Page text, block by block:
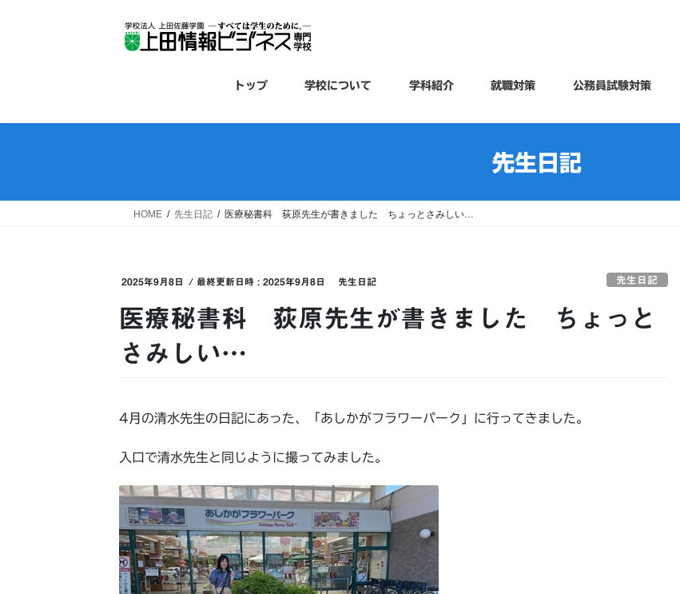
ス
ン
トップ 学校について 学科紹介 就職対策 公務員試験対策
先生日記
HOME 先生日記 医療秘書科 荻原先生が書きました ちょっとさみしい…
2025年9月8日 / 最終更新日時 :2025年9月8日 先生日記 先生日記
医療秘書科 荻原先生が書きました ちょっと
さみしい…
4月の清水先生の日記にあった、「あしかがフラワーパーク」に行ってきました。
入口で清水先生と同じように撮ってみました。